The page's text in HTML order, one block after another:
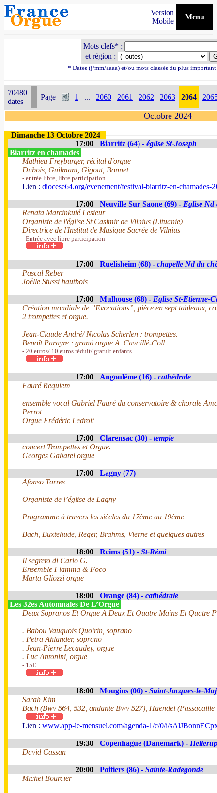
Version
Mobile
Menu
Mots clefs* :
et région :
* Dates (j/mm/aaaa) et/ou mots classés du plus
70480
dates
Page 1 ... 2060 2061 2062 2063 2064
Octobre 2024
Dimanche 13 Octobre 2024
17:00
Biarritz (64) - église St-Joseph
Biarritz en chamades
Mathieu Freyburger, récital d'orgue
Dubois, Guilmant, Gigout, Bonnet
- entrée libre, libre participation
Lien : diocese64.org/evenement/festival-biarritz-en-chamades-
17:00 Neuville Sur Saone (69) - Eglise Nd
Renata Marcinkuté Lesieur
Organiste de l'église St Casimir de Vilnius (Lituanie)
Directrice de l'Institut de Musique Sacrée de Vilnius
- Entrée avec libre participation
17:00 Ruelisheim (68) - chapelle Nd du
Pascal Reber
Joëlle Stussi hautbois
17:00 Mulhouse (68) - Eglise St-Etienne-
Création mondiale de ”Evocations”, pièce en sept tableaux,
2 trompettes et orgue.
Jean-Claude André/ Nicolas Scherlen : trompettes.
Benoît Parayre : grand orgue A. Cavaillé-Coll.
- 20 euros/ 10 euros réduit/ gratuit enfants.
17:00 Angoulême (16) - cathédrale
Fauré Requiem
ensemble vocal Gabriel Fauré du conservatoire & chorale
Perrot
Orgue Frédéric Ledroit
17:00 Clarensac (30) - temple
concert Trompettes et Orgue.
Georges Gabarel orgue
17:00
Lagny (77)
Afonso Torres
Organiste de l’église de Lagny
Programme à travers les siècles du 17ème au 19ème
Bach, Buxtehude, Reger, Brahms, Vierne et quelques autres
18:00 Reims (51) - St-Rémi
Il segreto di Carlo G.
Ensemble Fiamma & Foco
Marta Gliozzi orgue
18:00 Orange (84) - cathédrale
Les 32es Automnales De L’Orgue
Deux Sopranos Et Orgue A Deux Et Quatre Mains Et Quatre
. Babou Vauquois Quoirin, soprano
. Petra Ahlander, soprano
. Jean-Pierre Lecaudey, orgue
. Luc Antonini, orgue
- 15E
18:00 Mougins (06) - Saint-Jacques-le-
Sarah Kim
Bach (Bwv 564, 532, andante Bwv 527), Haendel
Lien : www.app-le-mensuel.com/agenda-1/c/0/i/
19:30 Copenhague (Danemark) -
David Cassan
20:00 Poitiers (86) - Sainte-Radegonde
Michel Bourcier